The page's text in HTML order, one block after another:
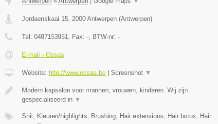
Jordaenskaai 15 2000 Antwerpen (Antwerpen)
Tel: 0487153951 , Fax: - , BTW-nr: -
E-mail › Ossas
Website: http://www.ossas.be | Screenshot ▼
Modern kapsalon voor mannen, vrouwen, kinderen. Wij zijn
gespecialiseerd in ▼
Snit, Kleuren/highlights, Brushing, Hair extensions, Hair botox, Hair